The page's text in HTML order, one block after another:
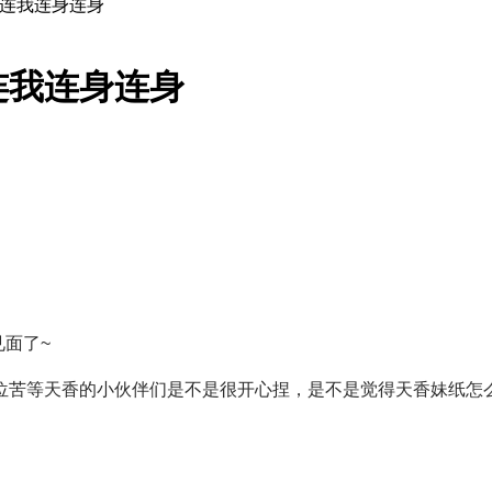
我连身连身
连身连身
面了~
等天香的小伙伴们是不是很开心捏，是不是觉得天香妹纸怎